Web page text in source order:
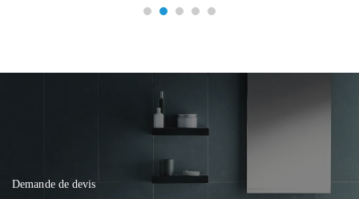
Demande de devis